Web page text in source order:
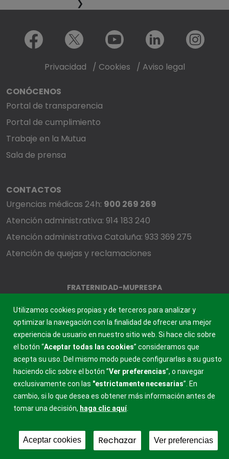
❯
Privacidad / Cookies / Aviso legal
CONÓCENOS
Portal de transparencia
Portal de cumplimiento
Trabaje en la Mutua
Sala de prensa
CONTACTOS
Urgencias médicas 24h: 900 269 269
Atención administrativa: 914 183 240
Atención administrativa Cataluña: 933 369 275
Atención de quejas y reclamaciones
FRATERNIDAD-MUPRESPA
Menú redes sociales
Facebook X Youtube LinkedIn Instagram
Utilizamos cookies propias y de terceros para analizar y
optimizar la navegación con la finalidad de ofrecer una mejor
experiencia de usuario en nuestro sitio web. Si hace clic sobre
el botón “Aceptar todas las cookies” consideramos que
acepta su uso. Del mismo modo puede configurarlas a su gusto
haciendo clic sobre el botón ”Ver preferencias”, o navegar
exclusivamente con las "estrictamente necesarias”. En
cambio, si lo que desea es obtener más información antes de
tomar una decisión, haga clic aquí.
Aceptar cookies Rechazar Ver preferencias